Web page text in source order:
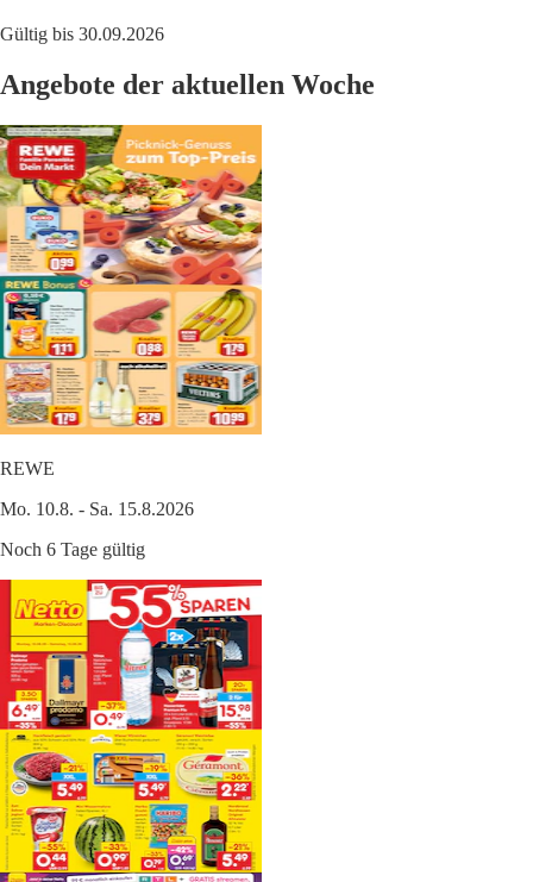
Gültig bis 30.09.2026
Angebote der aktuellen Woche
REWE
Mo. 10.8. - Sa. 15.8.2026
Noch 6 Tage gültig